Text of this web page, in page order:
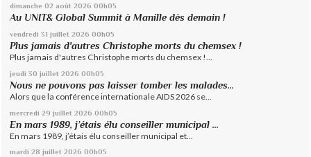
dimanche 02 août 2026 00h05
Au UNIT& Global Summit à Manille dès demain !
vendredi 31 juillet 2026 00h05
Plus jamais d'autres Christophe morts du chemsex !
Plus jamais d'autres Christophe morts du chemsex !...
jeudi 30 juillet 2026 00h05
Nous ne pouvons pas laisser tomber les malades...
Alors que la conférence internationale AIDS 2026 se...
mercredi 29 juillet 2026 00h05
En mars 1989, j’étais élu conseiller municipal ...
En mars 1989, j’étais élu conseiller municipal et...
mardi 28 juillet 2026 00h05